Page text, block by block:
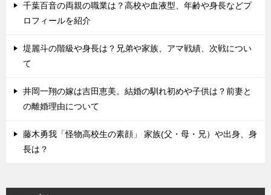
千葉百音の両親の職業は？高校や血液型、年齢や身長などプ
ロフィールを紹介
堤麗斗の階級や身長は？兄弟や家族、アマ戦績、次戦につい
て
井岡一翔の嫁は吉田恵美。結婚の馴れ初めや子供は？前妻と
の離婚理由について
藤木勇我「怪物高校生の素顔」 家族(父・母・兄）や出身、身
長は？